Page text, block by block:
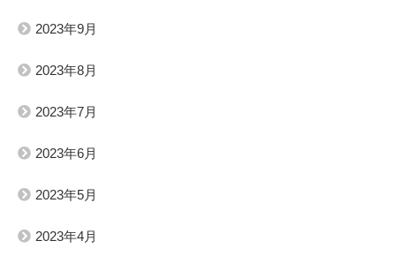
2023年9月
2023年8月
2023年7月
2023年6月
2023年5月
2023年4月